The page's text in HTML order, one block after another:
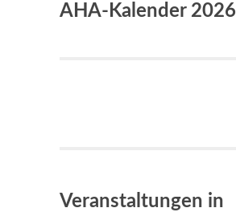
AHA-Kalender 2026
Veranstaltungen in